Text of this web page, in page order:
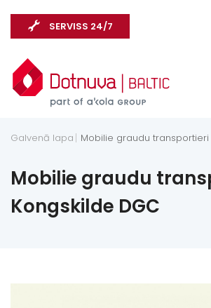
SERVISS 24/7
Galvenā lapa Mobilie graudu transportieri
Mobilie graudu
Kongskilde DGC